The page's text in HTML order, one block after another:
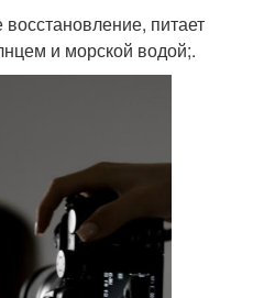
питает
и морской водой;.